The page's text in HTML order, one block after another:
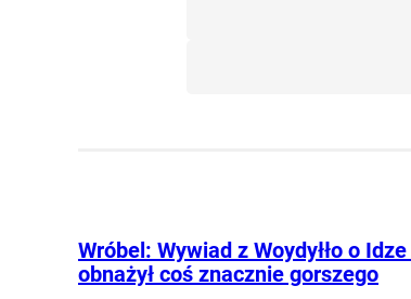
Wróbel: Wywiad z Woydyłło o
obnażył coś znacznie gorszego